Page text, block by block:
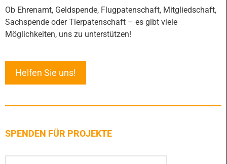
Ob Ehrenamt, Geldspende, Flugpatenschaft, Mitgliedschaft,
Sachspende oder Tierpatenschaft – es gibt viele
Möglichkeiten, uns zu unterstützen!
Helfen Sie uns!
SPENDEN FÜR PROJEKTE